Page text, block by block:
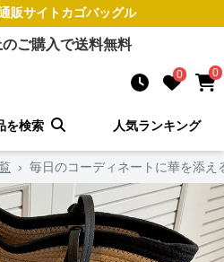
販サイトカゴバッグル
ご購入で送料無料
0 0
を検索 人気ランキング
› 毎日のコーディネートに華を添